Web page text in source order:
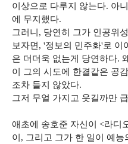
이상으로 다루지 않는다. 아
에 무지했다.
그러니, 당연히 그가 인공위
보자면, '정보의 민주화'로 이
은 더더욱 없는게 당연하다.
이 그의 시도에 한결같은 공
조차 들지 않았다.
그저 무얼 가지고 웃길까만
애초에 송호준 자신이 <라디
이, 그리고 그가 한 일이 예